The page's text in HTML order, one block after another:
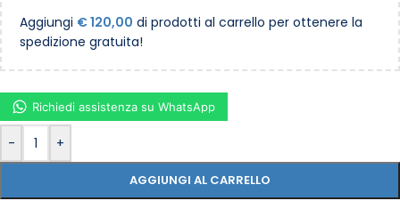
Aggiungi €120,00 di prodotti al carrello per ottenere la
spedizione gratuita!
- +
AGGIUNGI AL CARRELLO
Richiedi assistenza su WhatsApp